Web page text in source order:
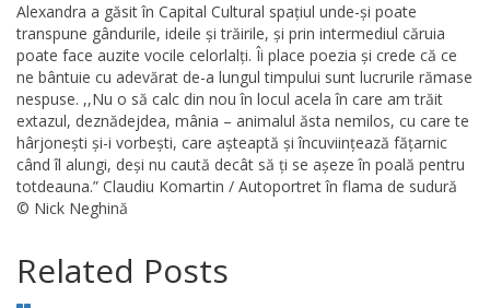
Alexandra a găsit în Capital Cultural spațiul unde-și poate
transpune gândurile, ideile și trăirile, și prin intermediul căruia
poate face auzite vocile celorlalți. Îi place poezia și crede că ce
ne bântuie cu adevărat de-a lungul timpului sunt lucrurile rămase
nespuse. ,,Nu o să calc din nou în locul acela în care am trăit
extazul, deznădejdea, mânia – animalul ăsta nemilos, cu care te
hârjonești și-i vorbești, care așteaptă și încuviințează fățarnic
când îl alungi, deși nu caută decât să ți se așeze în poală pentru
totdeauna.” Claudiu Komartin / Autoportret în flama de sudură
© Nick Neghină
Related Posts